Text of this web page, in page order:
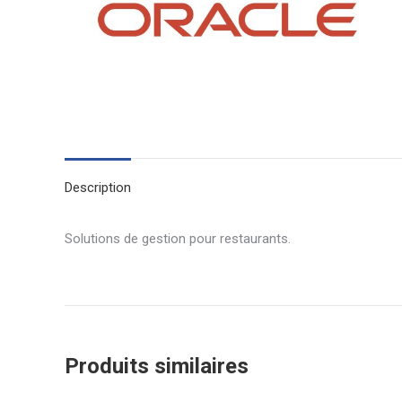
Description
Solutions de gestion pour restaurants.
Produits similaires